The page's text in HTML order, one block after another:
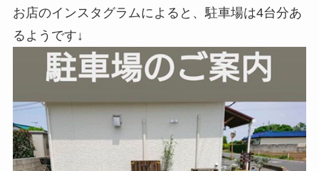
お店のインスタグラムによると、駐車場は4台分あ
るようです↓